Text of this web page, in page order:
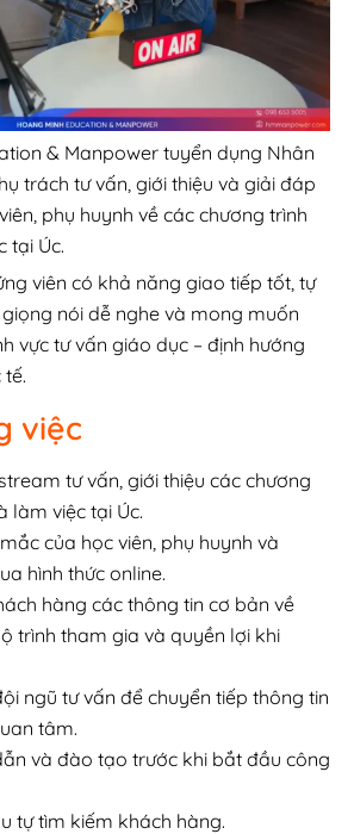
& Manpower tuyển dụng Nhân
trách tư vấn, giới thiệu và giải đáp
phụ huynh về các chương trình
tại Úc.
viên có khả năng giao tiếp tốt, tự
nói dễ nghe và mong muốn
vực tư vấn giáo dục – định hướng
việc
tư vấn, giới thiệu các chương
làm việc tại Úc.
của học viên, phụ huynh và
hình thức online.
hàng các thông tin cơ bản về
trình tham gia và quyền lợi khi
ngũ tư vấn để chuyển tiếp thông tin
tâm.
và đào tạo trước khi bắt đầu công
tự tìm kiếm khách hàng.